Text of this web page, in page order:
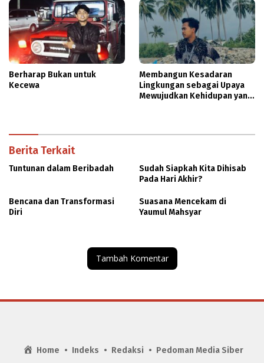
Berharap Bukan untuk
Kecewa
Membangun Kesadaran
Lingkungan sebagai Upaya
Mewujudkan Kehidupan yang
Berita Terkait
Tuntunan dalam Beribadah
Sudah Siapkah Kita Dihisab
Pada Hari Akhir?
Bencana dan Transformasi
Diri
Suasana Mencekam di
Yaumul Mahsyar
Tambah Komentar
Home Indeks Redaksi Pedoman Media Siber